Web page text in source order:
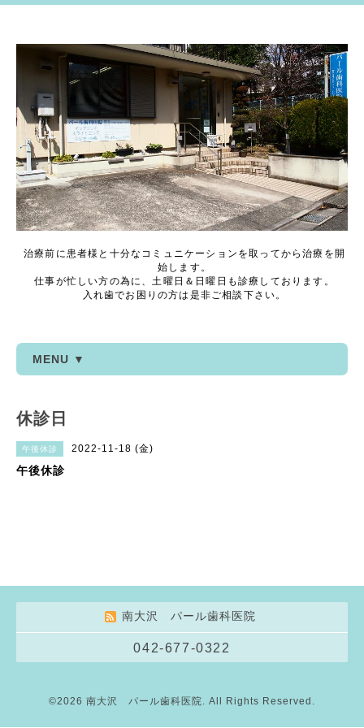
治療前に患者様と十分なコミュニケーションを取ってから治療を開
始します。
仕事が忙しい方の為に、土曜日＆日曜日も診療しております。
入れ歯でお困りの方は是非ご相談下さい。
MENU ▼
休診日
午後休診 2022-11-18 (金)
午後休診
南大沢 パール歯科医院
042-677-0322
©2026 南大沢 パール歯科医院. All Rights Reserved.